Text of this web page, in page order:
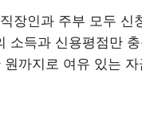
장인과 주부 모두 신
소득과 신용평점만
까지로 여유 있는